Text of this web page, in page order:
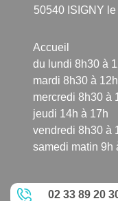
50540 ISIGNY
Accueil
du lundi 8h30 à
mardi 8h30 à
mercredi 8h30 à
jeudi 14h à 17h
vendredi 8h30 à
samedi matin 9h
02 33 89 20